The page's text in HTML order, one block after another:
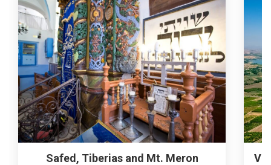
Safed, Tiberias and Mt. Meron